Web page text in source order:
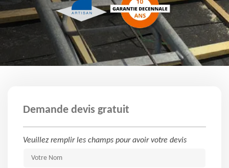
Demande devis gratuit
Veuillez remplir les champs pour avoir votre devis